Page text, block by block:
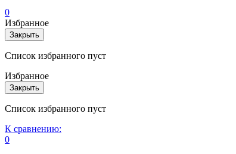
0
Избранное
Закрыть
Список избранного пуст
Избранное
Закрыть
Список избранного пуст
К сравнению:
0